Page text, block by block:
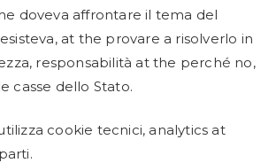
doveva affrontare il tema del
at the provare a risolverlo in
responsabilità at the perché no,
casse dello Stato.
cookie tecnici, analytics at